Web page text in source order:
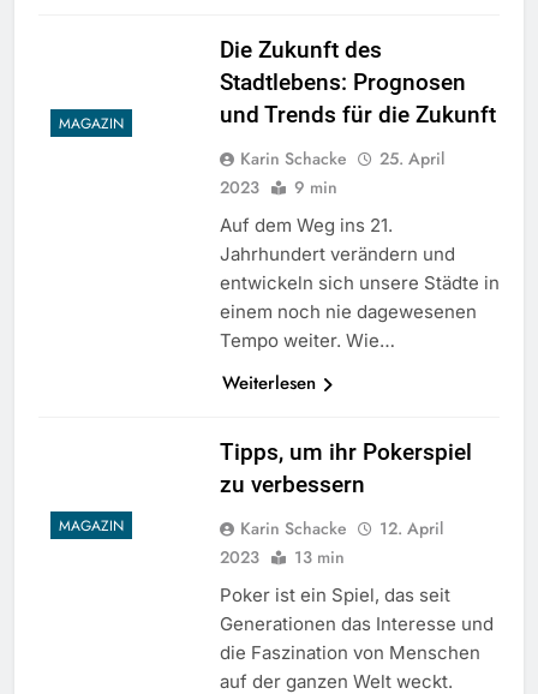
MAGAZIN
Die Zukunft des
Stadtlebens: Prognosen
und Trends für die Zukunft
Karin Schacke
25. April
2023
9 min
Auf dem Weg ins 21.
Jahrhundert verändern und
entwickeln sich unsere Städte in
einem noch nie dagewesenen
Tempo weiter. Wie…
Weiterlesen
MAGAZIN
Tipps, um ihr Pokerspiel
zu verbessern
Karin Schacke
12. April
2023
13 min
Poker ist ein Spiel, das seit
Generationen das Interesse und
die Faszination von Menschen
auf der ganzen Welt weckt.